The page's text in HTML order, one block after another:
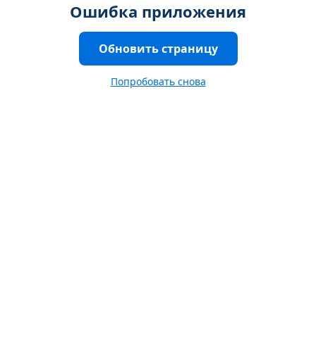
Ошибка приложения
Обновить страницу
Попробовать снова